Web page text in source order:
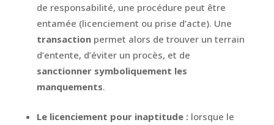
de responsabilité, une procédure peut être
entamée (licenciement ou prise d’acte). Une
transactionpermet alors de trouver un terrain
d’entente, d’éviter un procès, et de
sanctionner symboliquement les
manquements.
Le licenciement pour inaptitude : lorsque le